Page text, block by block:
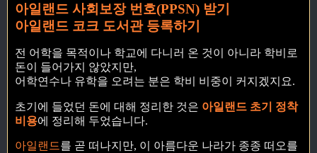
아일랜드 사회보장 번호(PPSN) 받기
아일랜드 코크 도서관 등록하기
전 어학을 목적이나 학교에 다니러 온 것이 아니라 학비로
돈이 들어가지 않았지만,
어학연수나 유학을 오려는 분은 학비 비중이 커지겠지요.
초기에 들었던 돈에 대해 정리한 것은 아일랜드 초기 정착
비용에 정리해 두었습니다.
아일랜드를 곧 떠나지만, 이 아름다운 나라가 종종 떠오를